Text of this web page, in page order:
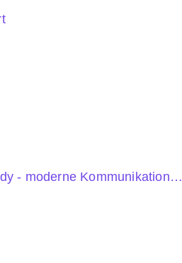
- moderne Kommunikation…